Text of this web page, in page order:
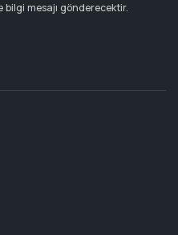
bilgi mesajı gönderecektir.